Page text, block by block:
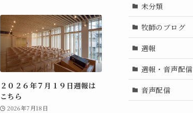
２０２６年７月１９日週報は
こちら
2026年7月18日
未分類
牧師のブログ
週報
週報・音声配信
音声配信